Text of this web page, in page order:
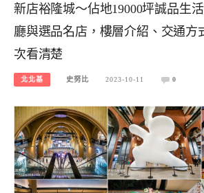
新店裕隆城～佔地19000坪誠品生
廳與選品名店，樓層介紹、交通方
次看清楚
北北基 史努比 2023-10-11 0